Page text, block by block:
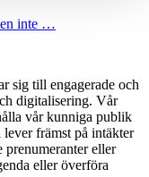
inte …
sig till engagerade och
digitalisering. Vår
vår kunniga publik
främst på intäkter
eller
eller överföra